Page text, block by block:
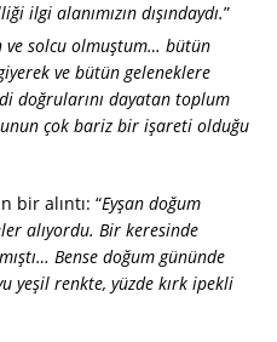
ilgi alanımızın dışındaydı.”
ve solcu olmuştum… bütün
ve bütün geleneklere
doğrularını dayatan toplum
çok bariz bir işareti olduğu
bir alıntı: “Eyşan doğum
alıyordu. Bir keresinde
Bense doğum gününde
yeşil renkte, yüzde kırk ipekli